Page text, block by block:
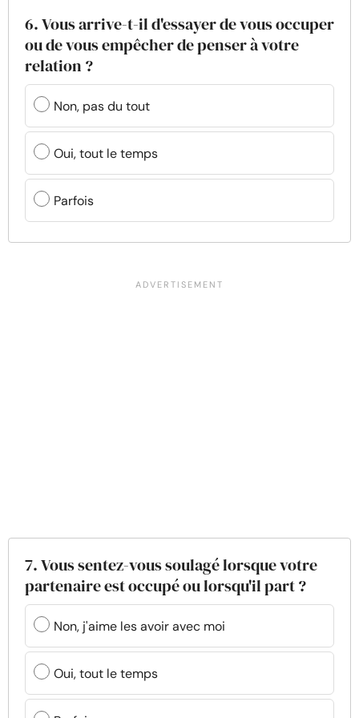
6. Vous arrive-t-il d'essayer de vous occuper
ou de vous empêcher de penser à votre
relation ?
Non, pas du tout
Oui, tout le temps
Parfois
7. Vous sentez-vous soulagé lorsque votre
partenaire est occupé ou lorsqu'il part ?
Non, j'aime les avoir avec moi
Oui, tout le temps